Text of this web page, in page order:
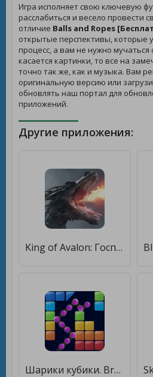
Игра исполняет свою ключевую
расслабиться и весело провести
отличие Balls and Ropes
открытые перспективы, которые
процесс, а вам не нужно
касается картинки, то все на
точно так же, как и музыка. Вам
оригинальную версию или
обновлять наш портал для
приложений.
Другие приложения:
King of Avalon: Господство [Бесплатные покупки]
Шарики кубики. Break Bricks Balls. Arcade Block. [Много монет]